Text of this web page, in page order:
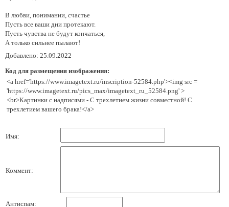
В любви, понимании, счастье
Пусть все ваши дни протекают.
Пусть чувства не будут кончаться,
А только сильнее пылают!
Добавлено: 25.09.2022
Код для размещения изображения:
<a href='https://www.imagetext.ru/inscription-52584.php'><img src =
'https://www.imagetext.ru/pics_max/imagetext_ru_52584.png' >
<br>Картинки с надписями - С трехлетием жизни совместной! С
трехлетием вашего брака!</a>
Имя:
Коммент:
Антиспам: